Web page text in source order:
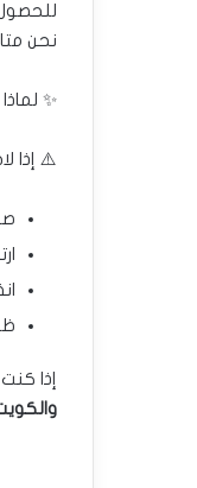
نحن
✨
⚠️ إذا
إذا